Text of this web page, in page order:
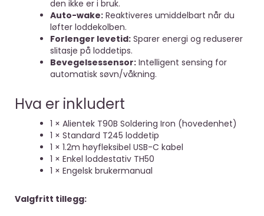
den ikke er i bruk.
Auto-wake: Reaktiveres umiddelbart når du
løfter loddekolben.
Forlenger levetid: Sparer energi og reduserer
slitasje på loddetips.
Bevegelsessensor: Intelligent sensing for
automatisk søvn/våkning.
Hva er inkludert
1 × Alientek T90B Soldering Iron (hovedenhet)
1 × Standard T245 loddetip
1 × 1.2m høyfleksibel USB-C kabel
1 × Enkel loddestativ TH50
1 × Engelsk brukermanual
Valgfritt tillegg: